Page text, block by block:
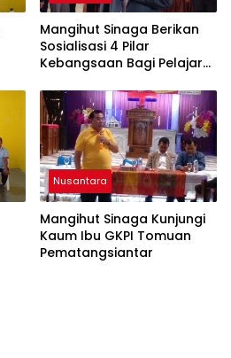
Mangihut Sinaga Berikan
Sosialisasi 4 Pilar
Kebangsaan Bagi Pelajar
Nusantara
Mangihut Sinaga Kunjungi
Kaum Ibu GKPI Tomuan
Pematangsiantar